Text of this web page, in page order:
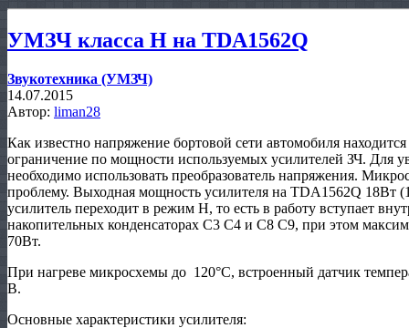
УМЗЧ класса Н на TDA1562Q
Звукотехника (УМЗЧ)
14.07.2015
Автор: liman28
Как известно напряжение бортовой сети автомобиля
ограничение по мощности используемых усилителей ЗЧ. Для
необходимо использовать преобразователь напряжения.
проблему. Выходная мощность усилителя на TDA1562Q
усилитель переходит в режим Н, то есть в работу вступает
накопительных конденсаторах С3 С4 и С8 С9, при этом
70Вт.
При нагреве микросхемы до 120°С, встроенный датчик
В.
Основные характеристики усилителя: